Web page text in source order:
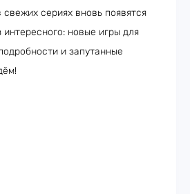
свежих сериях вновь появятся
новые игры для
и запутанные